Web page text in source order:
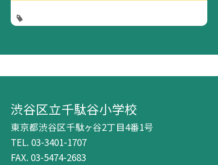
渋谷区立千駄谷小学校
東京都渋谷区千駄ヶ谷2丁目4番1号
TEL. 03-3401-1707
FAX. 03-5474-2683